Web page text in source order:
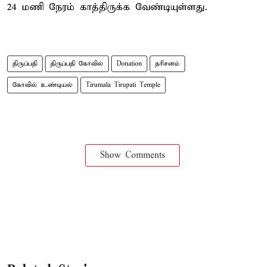
24 மணி நேரம் காத்திருக்க வேண்டியுள்ளது.
திருப்பதி திருப்பதி கோவில் Donation தரிசனம்
கோவில் உண்டியல் Tirumala Tirupati Temple
Show Comments